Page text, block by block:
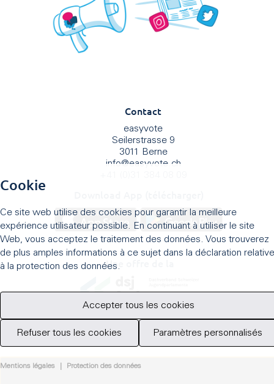
Contact
easyvote
Seilerstrasse 9
3011 Berne
info@easyvote.ch
Une offre de la
Cookie
Ce site web utilise des cookies pour garantir la meilleure
expérience utilisateur possible. En continuant à utiliser le site
Web, vous acceptez le traitement des données. Vous trouverez
de plus amples informations à ce sujet dans la déclaration relative
à la protection des données.
Accepter tous les cookies
Refuser tous les cookies Paramètres personnalisés
Mentions légales Protection des données